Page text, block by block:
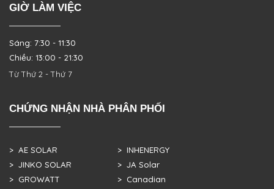
GIỜ LÀM VIỆC
Sáng: 7:30 - 11:30
Chiều: 13:00 - 21:30
Từ Thứ 2 - Thứ 7
CHỨNG NHẬN NHÀ PHÂN PHỐI
> AE SOLAR
> JINKO SOLAR
> GROWATT
> INHENERGY
> JA Solar
> Canadian